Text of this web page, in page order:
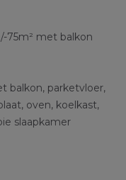
75m² met balkon
balkon, parketvloer,
oven, koelkast,
slaapkamer